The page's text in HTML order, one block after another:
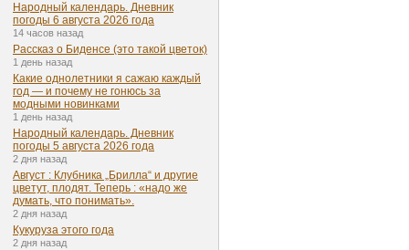
Народный календарь. Дневник
погоды 6 августа 2026 года
14 часов назад
Рассказ о Биденсе (это такой цветок)
1 день назад
Какие однолетники я сажаю каждый
год — и почему не гонюсь за
модными новинками
1 день назад
Народный календарь. Дневник
погоды 5 августа 2026 года
2 дня назад
Август : Клубника „Брилла“ и другие
цветут, плодят. Теперь : «надо же
думать, что понимать».
2 дня назад
Кукуруза этого года
2 дня назад